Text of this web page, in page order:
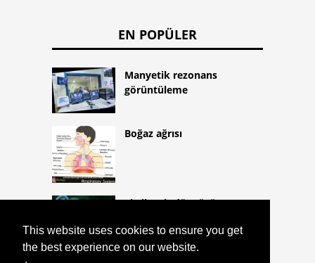
This website uses cookies to ensure you get
the best experience on our website.
EN POPÜLER
Manyetik rezonans
görüntüleme
Boğaz ağrısı
Sitrik asit döngüsü